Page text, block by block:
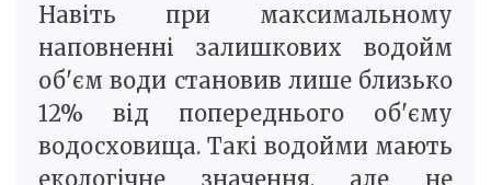
Навіть при максимальному
наповненні залишкових водойм
об'єм води становив лише близько
12% від попереднього об'єму
водосховища. Такі водойми мають
екологічне значення, але не